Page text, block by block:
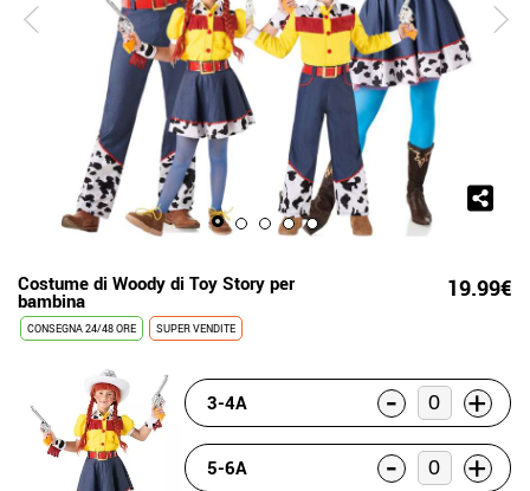
Costume di Woody di Toy Story per
bambina 19.99€
CONSEGNA 24/48 ORE SUPER VENDITE
3-4A - +
5-6A - +